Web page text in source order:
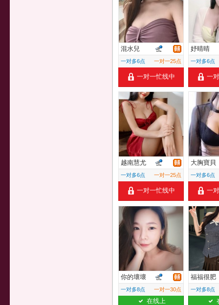
混水兒
一对多6点 一对一25点
一对一忙线中
妤晴晴
一对多6点
一
越南慧尤
一对多6点 一对一25点
一对一忙线中
大胸寶貝
一对多6点
一
你的壞壞
一对多8点 一对一30点
在线上
福福很肥
一对多8点